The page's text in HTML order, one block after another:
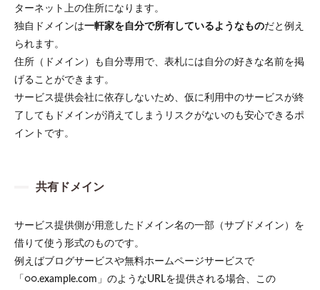
ターネット上の住所になります。
独自ドメインは一軒家を自分で所有しているようなものだと例え
られます​。
住所（ドメイン）も自分専用で、表札には自分の好きな名前を掲
げることができます。
サービス提供会社に依存しないため、仮に利用中のサービスが終
了してもドメインが消えてしまうリスクがないのも安心できるポ
イントです​。
共有ドメイン
サービス提供側が用意したドメイン名の一部（サブドメイン）を
借りて使う形式のものです。
例えばブログサービスや無料ホームページサービスで
「○○.example.com」のようなURLを提供される場合、この